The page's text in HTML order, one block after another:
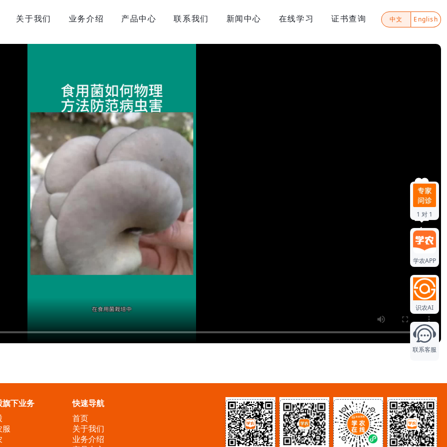
关于我们 业务介绍 产品中心 联系我们 新闻中心 在线学习 证书查询 中文 English
2
1
1
1
1 对 1
学农APP
识农AI
联系客服
旗下业务
快速导航
首页
关于我们
业务介绍